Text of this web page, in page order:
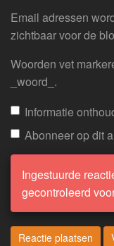
Email adressen
zichtbaar voor de
Woorden vet
_woord_.
Informatie
Abonneer op dit
Ingestuurde
gecontroleerd